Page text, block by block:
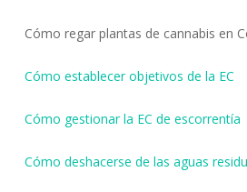
Cómo regar plantas de cannabis en
Cómo establecer objetivos de la EC
Cómo gestionar la EC de escorrentía
Cómo deshacerse de las aguas